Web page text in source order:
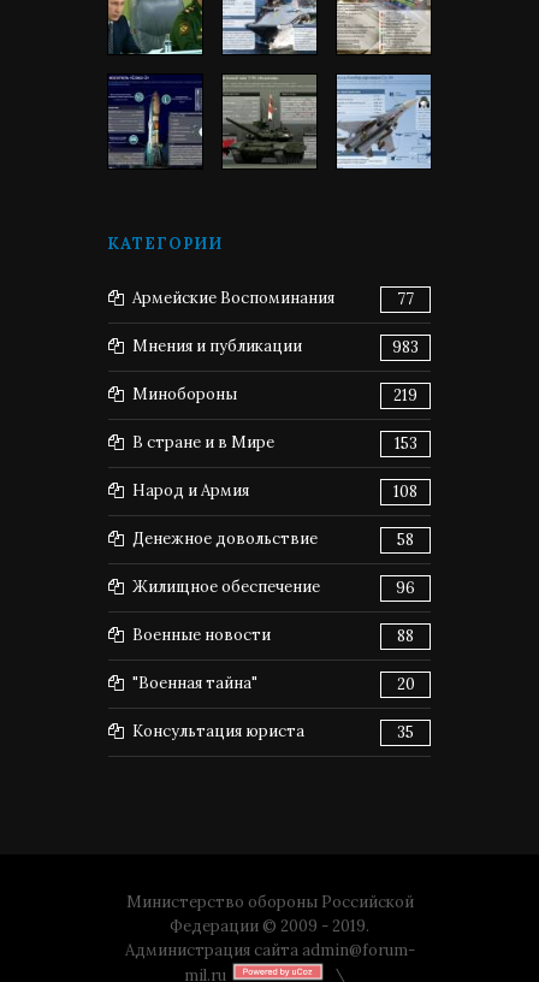
КАТЕГОРИИ
Армейские Воспоминания 77
Мнения и публикации 983
Минобороны 219
В стране и в Мире 153
Народ и Армия 108
Денежное довольствие 58
Жилищное обеспечение 96
Военные новости 88
"Военная тайна" 20
Консультация юриста 35
Министерство обороны Российской
Федерации © 2009 - 2019.
Администрация сайта admin@forum-
mil.ru